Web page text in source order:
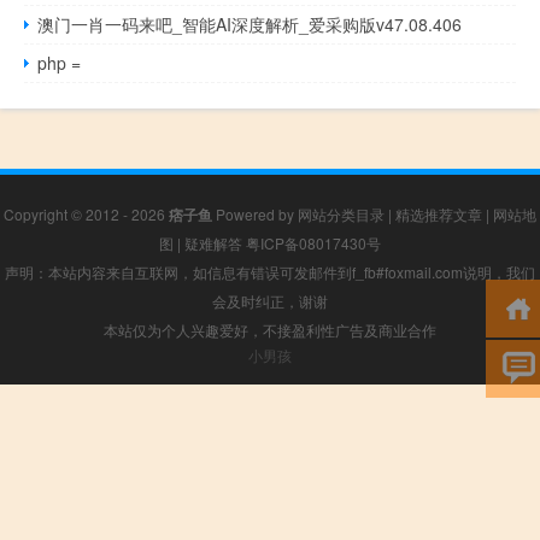
澳门一肖一码来吧_智能AI深度解析_爱采购版v47.08.406
php =
Copyright © 2012 - 2026 痞子鱼 Powered by 网站分类目录 | 精选推荐文章 | 网站地
图 | 疑难解答 粤ICP备08017430号
声明：本站内容来自互联网，如信息有错误可发邮件到f_fb#foxmail.com说明，我们
会及时纠正，谢谢
本站仅为个人兴趣爱好，不接盈利性广告及商业合作
小男孩